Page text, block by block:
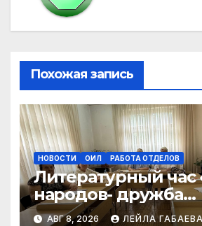
Похожая запись
НОВОСТИ ОИЛ РАБОТА ОТДЕЛОВ
Литературный
народов- дружба
литератур»
АВГ 8, 2026 ЛЕЙЛА ГАБАЕВА